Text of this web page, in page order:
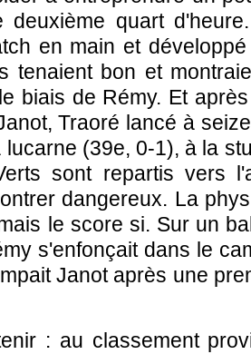
deuxième quart
en main et
tenaient bon et
biais de Rémy. Et
Traoré lancé à
(39e, 0-1), à la
sont repartis vers
dangereux. La
le score si. Sur un
s'enfonçait dans le
Janot après une
: au classement